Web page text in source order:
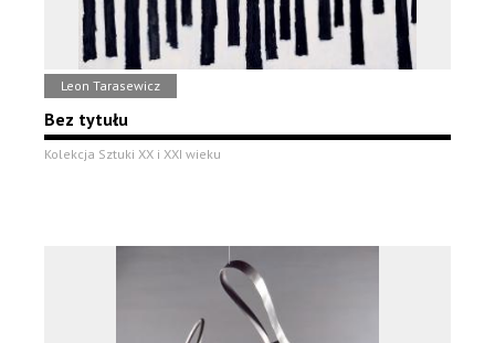
Leon Tarasewicz
Bez tytułu
Kolekcja Sztuki XX i XXI wieku